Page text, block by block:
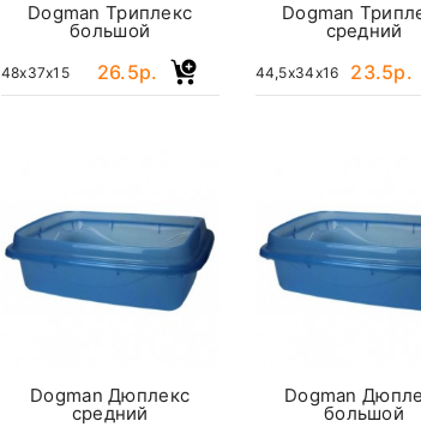
Dogman Триплекс
большой
48x37x15 26.5р.
Dogman
средний
44,5x34x16 23.5р.
Dogman Дюплекс
средний
Dogman
большой